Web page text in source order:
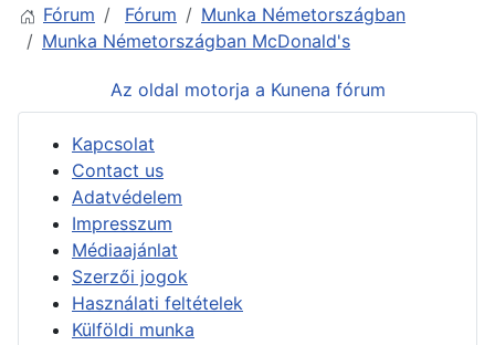
Fórum Fórum
Munka Németországban
Munka Németországban McDonald's
Az oldal motorja a Kunena fórum
Kapcsolat
Contact us
Adatvédelem
Impresszum
Médiaajánlat
Szerzői jogok
Használati feltételek
Külföldi munka